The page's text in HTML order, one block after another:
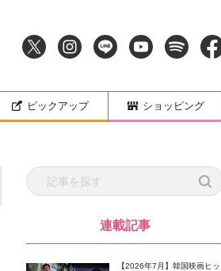
ピックアップ ショッピング
連載記事
【2026年7月】韓国映画ヒッ